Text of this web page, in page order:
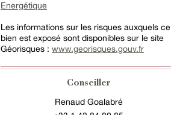
Energétique
Les informations sur les risques auxquels ce
bien est exposé sont disponibles sur le site
Géorisques : www.georisques.gouv.fr
Conseiller
Renaud Goalabré